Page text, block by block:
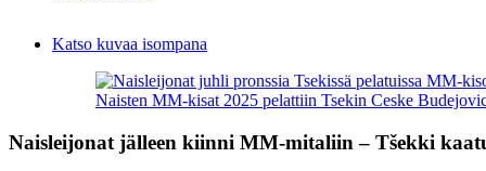
Katso kuvaa isompana
Naisten MM-kisat 2025 pelattiin Tsekin Ceske
Naisleijonat jälleen kiinni MM-mitaliin – Tšekki